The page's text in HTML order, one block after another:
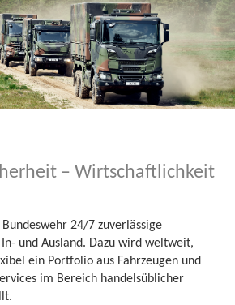
– Wirtschaftlichkeit
24/7 zuverlässige
und Ausland. Dazu wird weltweit,
ein Portfolio aus Fahrzeugen und
im Bereich handelsüblicher